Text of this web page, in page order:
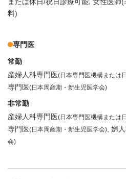
料)
専門医
常勤
産婦人科専門医(日本専門医機構または
専門医(日本周産期・新生児医学会)
非常勤
産婦人科専門医(日本専門医機構または
専門医(日本周産期・新生児医学会) 婦
会)